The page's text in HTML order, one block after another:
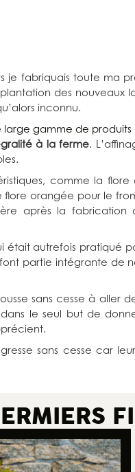
je fabriquais toute ma
des
inconnu.
large gamme de produits
à la ferme.
comme la
orangée pour le
après la fabrication
était autrefois pratiqué
partie intégrante de
sans cesse à aller
le seul but de
sans cesse car